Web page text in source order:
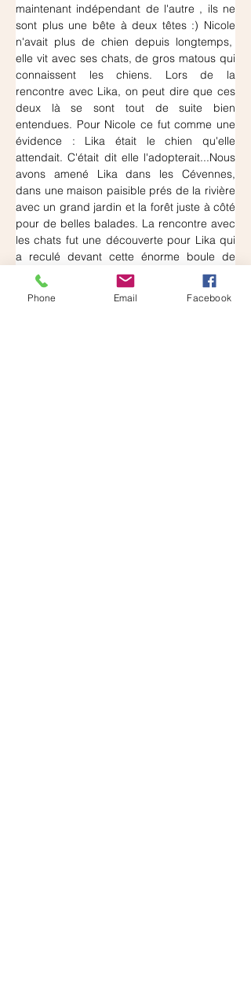
maintenant indépendant de l'autre , ils ne
sont plus une bête à deux têtes :) Nicole
n'avait plus de chien depuis longtemps,
elle vit avec ses chats, de gros matous qui
connaissent les chiens. Lors de la
rencontre avec Lika, on peut dire que ces
deux là se sont tout de suite bien
entendues. Pour Nicole ce fut comme une
évidence : Lika était le chien qu'elle
attendait. C'était dit elle l'adopterait...Nous
avons amené Lika dans les Cévennes,
dans une maison paisible prés de la rivière
avec un grand jardin et la forêt juste à côté
pour de belles balades. La rencontre avec
les chats fut une découverte pour Lika qui
a reculé devant cette énorme boule de
poils toute gonflée, effet réussi! Au fond du
jardin c'est la grande volière qui a intrigué
Lika avec de jolies poules heureusement
Phone Email Facebook